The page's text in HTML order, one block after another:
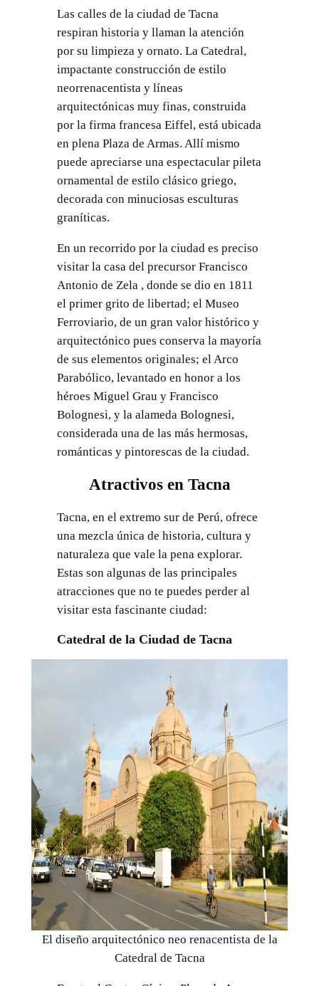
Las calles de la ciudad de Tacna
respiran historia y llaman la atención
por su limpieza y ornato. La Catedral,
impactante construcción de estilo
neorrenacentista y líneas
arquitectónicas muy finas, construida
por la firma francesa Eiffel, está ubicada
en plena Plaza de Armas. Allí mismo
puede apreciarse una espectacular pileta
ornamental de estilo clásico griego,
decorada con minuciosas esculturas
graníticas.
En un recorrido por la ciudad es preciso
visitar la casa del precursor Francisco
Antonio de Zela , donde se dio en 1811
el primer grito de libertad; el Museo
Ferroviario, de un gran valor histórico y
arquitectónico pues conserva la mayoría
de sus elementos originales; el Arco
Parabólico, levantado en honor a los
héroes Miguel Grau y Francisco
Bolognesi, y la alameda Bolognesi,
considerada una de las más hermosas,
románticas y pintorescas de la ciudad.
Atractivos en Tacna
Tacna, en el extremo sur de Perú, ofrece
una mezcla única de historia, cultura y
naturaleza que vale la pena explorar.
Estas son algunas de las principales
atracciones que no te puedes perder al
visitar esta fascinante ciudad:
Catedral de la Ciudad de Tacna
El diseño arquitectónico neo renacentista de la
Catedral de Tacna